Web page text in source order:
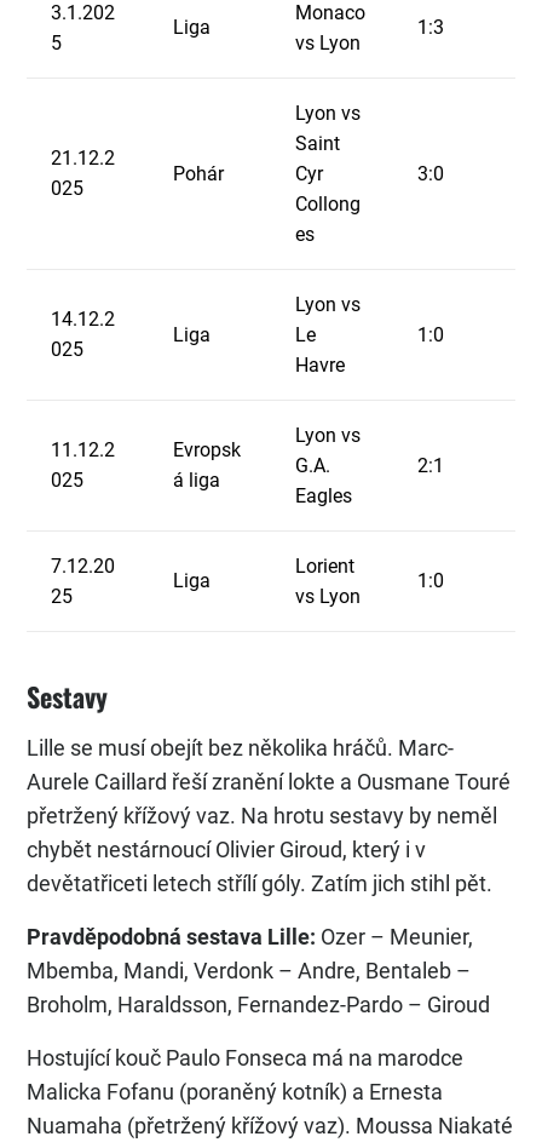
3.1.202
5
Liga
Monaco
vs Lyon
1:3
21.12.2
025
Pohár
Lyon vs
Saint
Cyr
Collong
es
3:0
14.12.2
025
Liga
Lyon vs
Le
Havre
1:0
11.12.2
025
Evropsk
á liga
Lyon vs
G.A.
Eagles
2:1
7.12.20
25
Liga
Lorient
vs Lyon
1:0
Sestavy
Lille se musí obejít bez několika hráčů. Marc-
Aurele Caillard řeší zranění lokte a Ousmane Touré
přetržený křížový vaz. Na hrotu sestavy by neměl
chybět nestárnoucí Olivier Giroud, který i v
devětatřiceti letech střílí góly. Zatím jich stihl pět.
Pravděpodobná sestava Lille: Ozer – Meunier,
Mbemba, Mandi, Verdonk – Andre, Bentaleb –
Broholm, Haraldsson, Fernandez-Pardo – Giroud
Hostující kouč Paulo Fonseca má na marodce
Malicka Fofanu (poraněný kotník) a Ernesta
Nuamaha (přetržený křížový vaz). Moussa Niakaté